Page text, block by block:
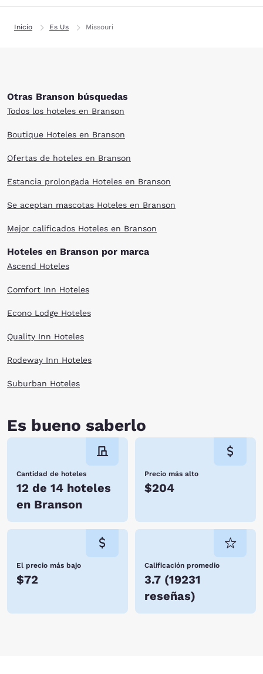
Inicio Es Us Missouri
Otras Branson búsquedas
Todos los hoteles en Branson
Boutique Hoteles en Branson
Ofertas de hoteles en Branson
Estancia prolongada Hoteles en Branson
Se aceptan mascotas Hoteles en Branson
Mejor calificados Hoteles en Branson
Hoteles en Branson por marca
Ascend Hoteles
Comfort Inn Hoteles
Econo Lodge Hoteles
Quality Inn Hoteles
Rodeway Inn Hoteles
Suburban Hoteles
Es bueno saberlo
Cantidad de hoteles
12 de 14 hoteles
en Branson
Precio más alto
$204
El precio más bajo
$72
Calificación promedio
3.7 (19231
reseñas)